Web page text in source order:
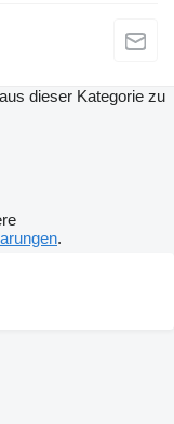
dieser Kategorie zu
.